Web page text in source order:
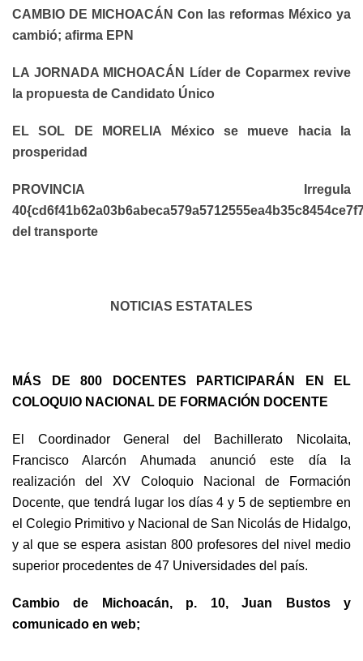
CAMBIO DE MICHOACÁN Con las reformas México ya
cambió; afirma EPN
LA JORNADA MICHOACÁN Líder de Coparmex revive
la propuesta de Candidato Único
EL SOL DE MORELIA México se mueve hacia la
prosperidad
PROVINCIA Irregula
del transporte
NOTICIAS ESTATALES
MÁS DE 800 DOCENTES PARTICIPARÁN EN EL
COLOQUIO NACIONAL DE FORMACIÓN DOCENTE
El Coordinador General del Bachillerato Nicolaita,
Francisco Alarcón Ahumada anunció este día la
realización del XV Coloquio Nacional de Formación
Docente, que tendrá lugar los días 4 y 5 de septiembre en
el Colegio Primitivo y Nacional de San Nicolás de Hidalgo,
y al que se espera asistan 800 profesores del nivel medio
superior procedentes de 47 Universidades del país.
Cambio de Michoacán, p. 10, Juan Bustos y
comunicado en web;